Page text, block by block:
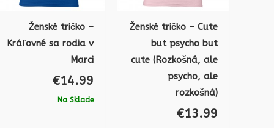
Ženské tričko –
Kráľovné sa rodia v
Marci
€14.99
Na Sklade
Ženské tričko – Cute
but psycho but
cute (Rozkošná, ale
psycho, ale
rozkošná)
€13.99